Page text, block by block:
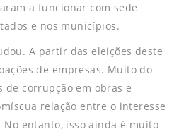
a funcionar com sede
e nos municípios.
A partir das eleições deste
de empresas. Muito do
de corrupção em obras e
relação entre o interesse
entanto, isso ainda é muito